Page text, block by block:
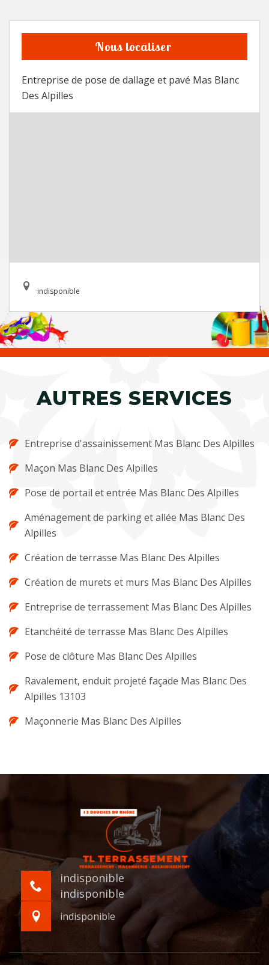
Nous localiser
Entreprise de pose de dallage et pavé Mas Blanc
Des Alpilles
indisponible
AUTRES SERVICES
Entreprise d'assainissement Mas Blanc Des Alpilles
Maçon Mas Blanc Des Alpilles
Pose de portail et entrée Mas Blanc Des Alpilles
Aménagement de parking et allée Mas Blanc Des
Alpilles
Création de terrasse Mas Blanc Des Alpilles
Création de murets et murs Mas Blanc Des Alpilles
Entreprise de terrassement Mas Blanc Des Alpilles
Etanchéité de terrasse Mas Blanc Des Alpilles
Pose de clôture Mas Blanc Des Alpilles
Ravalement, enduit projeté façade Mas Blanc Des
Alpilles 13103
Maçonnerie Mas Blanc Des Alpilles
indisponible
indisponible
indisponible